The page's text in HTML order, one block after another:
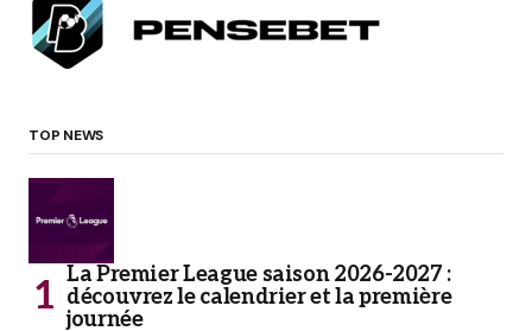
TOP NEWS
La Premier League saison 2026-2027 :
découvrez le calendrier et la première
journée